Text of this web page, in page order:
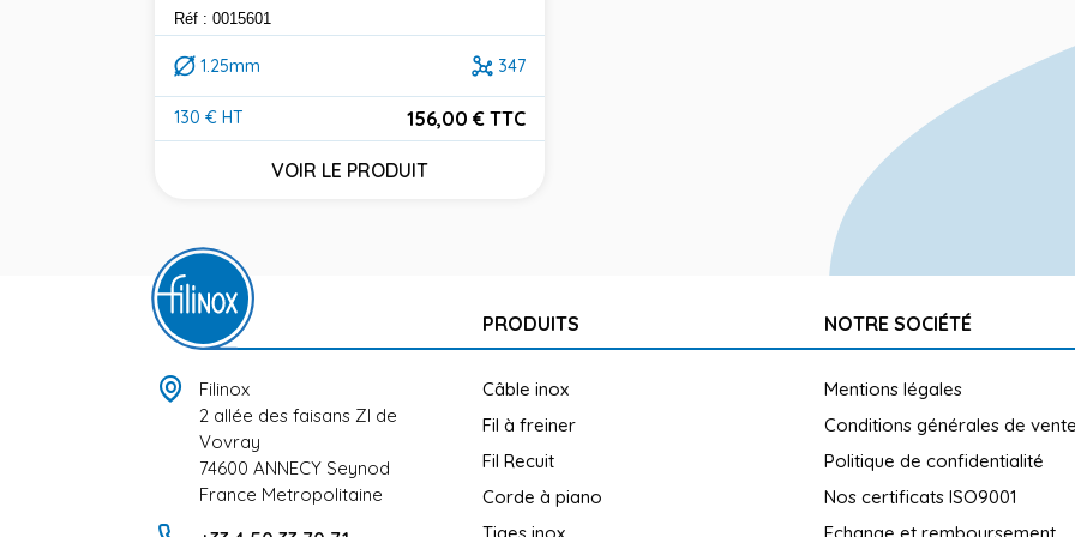
Réf : 0015601
1.25mm 347
130 € HT
Prix
156,00 € TTC
VOIR LE PRODUIT
Filinox
2 allée des faisans ZI de
Vovray
74600 ANNECY Seynod
France Metropolitaine
PRODUITS
Câble inox
Fil à freiner
Fil Recuit
Corde à piano
Tiges inox
NOTRE SOCIÉTÉ
Mentions légales
Conditions générales de
Politique de confidentialité
Nos certificats ISO9001
Echange et remboursement